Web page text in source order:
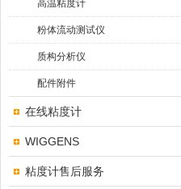
高温粘度计
粉体流动测试仪
质构分析仪
配件附件
在线粘度计
WIGGENS
粘度计售后服务